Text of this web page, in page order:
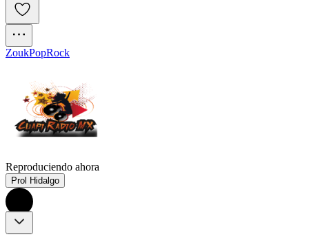
ZoukPopRock
Reproduciendo ahora
Prol Hidalgo